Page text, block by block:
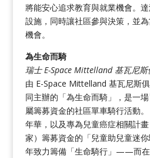
將能安心追求教育與就業機會。
設施，同時讓社區參與決策，並
機會。
為生命而騎
瑞士 E-Space Mittelland 基瓦尼斯
由 E-Space Mittelland 基瓦尼斯
同主辦的「為生命而騎」，是一
屬籌募資金的社區單車騎行活動
年華，以及專為兒童癌症相關計
家）籌募資金的「兒童助兒童迷
年致力籌備「生命騎行」——而在